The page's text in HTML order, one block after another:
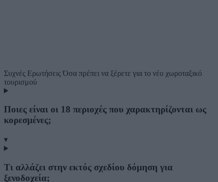
Συχνές ΕρωτήσειςΌσα πρέπει να ξέρετε για το νέο χωροταξικό
τουρισμού
Ποιες είναι οι 18 περιοχές που χαρακτηρίζονται ως
κορεσμένες;
▾
Τι αλλάζει στην εκτός σχεδίου δόμηση για
ξενοδοχεία;